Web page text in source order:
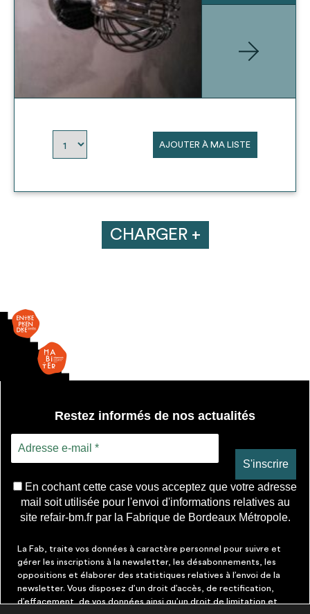
AJOUTER À MA LISTE
CHARGER +
Restez informés de nos actualités
En cochant cette case vous acceptez que votre adresse
mail soit utilisée pour l'envoi d'informations relatives au
site refair-bm.fr par la Fabrique de Bordeaux Métropole.
La Fab, traite vos données à caractère personnel pour suivre et
gérer les inscriptions à la newsletter, les désabonnements, les
oppositions et élaborer des statistiques relatives à l’envoi de la
newsletter. Vous disposez d’un droit d’accès, de rectification,
d’effacement, de vos données ainsi qu’un droit de limitation et